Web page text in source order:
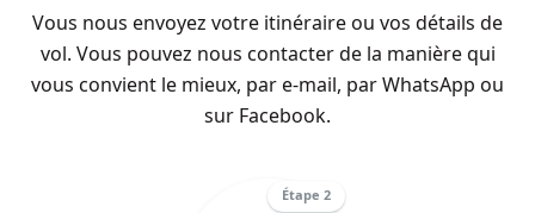
Vous nous envoyez votre itinéraire ou vos détails de
vol. Vous pouvez nous contacter de la manière qui
vous convient le mieux, par e-mail, par WhatsApp ou
sur Facebook.
Étape 2